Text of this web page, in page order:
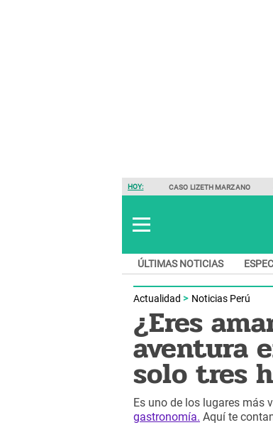
HOY: CASO LIZETH MARZANO
ÚLTIMAS NOTICIAS
Actualidad Noticias Perú
¿Eres
aventura
solo tres
Es uno de los lugares más
gastronomía. Aquí te